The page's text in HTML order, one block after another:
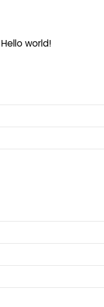
Hello world!